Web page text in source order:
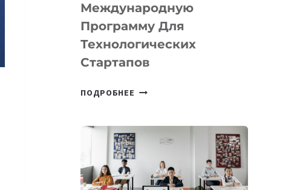
IT-
ПРЕДПРИНИМАТЕЛЬСТВО
Международную
Программу Для
Технологических
Стартапов
ПОДРОБНЕЕ ОТКРЫТ
DEAL
VELOCITY
MOST